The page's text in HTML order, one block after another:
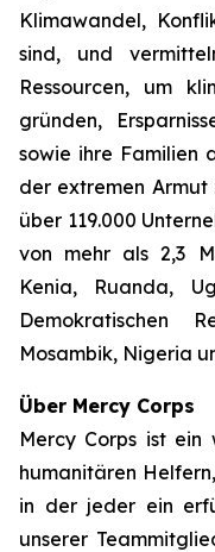
Klimawandel,
sind, und
Ressourcen, um
gründen,
sowie ihre Familien
der extremen
über 119.000
von mehr als 2,3
Kenia, Ruanda,
Demokratischen
Mosambik, Nigeria
Über Mercy Corps
Mercy Corps ist ein
humanitären
in der jeder ein
unserer